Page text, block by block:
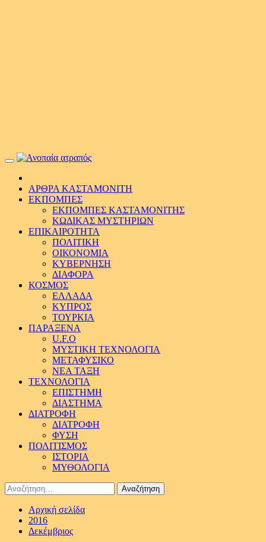
Primary
ΑΡΘΡΑ ΚΑΣΤΑΜΟΝΙΤΗ
ΕΚΠΟΜΠΕΣ
ΕΚΠΟΜΠΕΣ ΚΑΣΤΑΜΟΝΙΤΗΣ
ΚΩΔΙΚΑΣ ΜΥΣΤΗΡΙΩΝ
ΕΠΙΚΑΙΡΟΤΗΤΑ
ΠΟΛΙΤΙΚΗ
ΟΙΚΟΝΟΜΙΑ
ΚΥΒΕΡΝΗΣΗ
ΔΙΑΦΟΡΑ
ΚΟΣΜΟΣ
ΕΛΛΑΔΑ
ΚΥΠΡΟΣ
ΤΟΥΡΚΙΑ
ΠΑΡΑΞΕΝΑ
U.F.O
ΜΥΣΤΙΚΗ ΤΕΧΝΟΛΟΓΙΑ
ΜΕΤΑΦΥΣΙΚΟ
ΝΕΑ ΤΑΞΗ
ΤΕΧΝΟΛΟΓΙΑ
ΕΠΙΣΤΗΜΗ
ΔΙΑΣΤΗΜΑ
ΔΙΑΤΡΟΦΗ
ΔΙΑΤΡΟΦΗ
ΦΥΣΗ
ΠΟΛΙΤΙΣΜΟΣ
ΙΣΤΟΡΙΑ
ΜΥΘΟΛΟΓΙΑ
Αναζήτηση
για:
Αρχική σελίδα
2016
Δεκέμβριος